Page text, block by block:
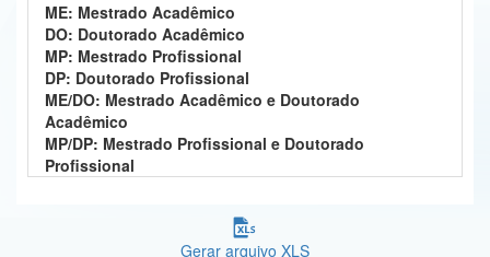
Ministério da Mulher, da Família e dos Direitos Humanos
Secretaria-Geral
Secretaria de Governo
Gabinete de Segurança Institucional
ME: Mestrado Acadêmico
DO: Doutorado Acadêmico
MP: Mestrado Profissional
DP: Doutorado Profissional
ME/DO: Mestrado Acadêmico e Doutorado
Acadêmico
MP/DP: Mestrado Profissional e Doutorado
Profissional
Gerar arquivo XLS